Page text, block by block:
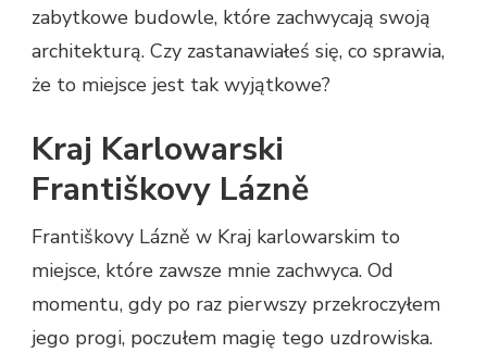
zabytkowe budowle, które zachwycają swoją
architekturą. Czy zastanawiałeś się, co sprawia,
że to miejsce jest tak wyjątkowe?
Kraj Karlowarski
Františkovy Lázně
Františkovy Lázně w Kraj karlowarskim to
miejsce, które zawsze mnie zachwyca. Od
momentu, gdy po raz pierwszy przekroczyłem
jego progi, poczułem magię tego uzdrowiska.